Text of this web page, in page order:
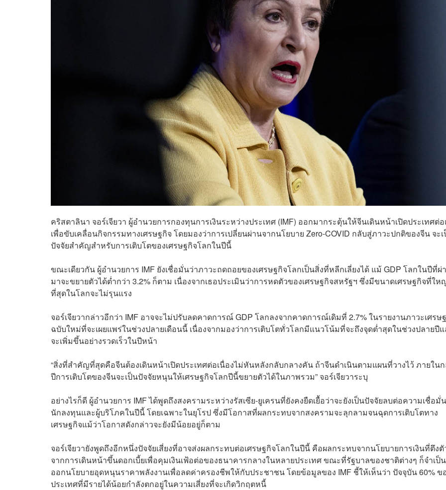
คริสตาลินา จอร์เจียวา ผู้อำนวยการกองทุนการเงินระหว่างประเทศ (IMF) ออกมากระตุ้นให้จีนเดินหน้าเปิดประเทศต่อ
เพื่อขับเคลื่อนกิจกรรมทางเศรษฐกิจ โดยมองว่าการเปลี่ยนผ่านจากนโยบาย Zero-COVID กลับสู่ภาวะปกติของจีน จะ
ปัจจัยสำคัญสำหรับการเติบโตของเศรษฐกิจโลกในปีนี้
ขณะเดียวกัน ผู้อำนวยการ IMF ยังเชื่อมั่นว่าภาวะถดถอยของเศรษฐกิจโลกเป็นสิ่งที่หลีกเลี่ยงได้ แม้ GDP โลกในปีที่ผ่
มาจะขยายตัวได้ต่ำกว่า 3.2% ก็ตาม เนื่องจากเธอประเมินว่าการหดตัวของเศรษฐกิจสหรัฐฯ ซึ่งมีขนาดเศรษฐกิจที่ให
ที่สุดในโลกจะไม่รุนแรง
จอร์เจียวากล่าวอีกว่า IMF อาจจะไม่ปรับลดคาดการณ์ GDP โลกลงจากคาดการณ์เดิมที่ 2.7% ในรายงานภาวะเศรษ
ฉบับใหม่ที่จะเผยแพร่ในช่วงปลายเดือนนี้ เนื่องจากมองว่าการเติบโตทั่วโลกมีแนวโน้มที่จะถึงจุดต่ำสุดในช่วงปลายปีแ
จะเพิ่มขึ้นอย่างรวดเร็วในปีหน้า
“สิ่งที่สำคัญที่สุดคือจีนต้องเดินหน้าเปิดประเทศต่อเนื่องไม่หันหลังกลับกลางคัน ถ้าจีนดำเนินตามแผนที่วางไว้ ภายในก
ปีการเติบโตของจีนจะเป็นปัจจัยหนุนให้เศรษฐกิจโลกปีนี้ขยายตัวได้ในภาพรวม” จอร์เจียวาระบุ
อย่างไรก็ดี ผู้อำนวยการ IMF ได้พูดถึงสงครามระหว่างรัสเซีย-ยูเครนที่ยังคงยืดเยื้อว่าจะยังเป็นปัจจัยลบต่อความเชื่อมั่
นักลงทุนและผู้บริโภคในปีนี้ โดยเฉพาะในยุโรป ซึ่งมีโอกาสที่ผลกระทบจากสงครามจะลุกลามจนฉุดการเติบโตทาง
เศรษฐกิจแม้ว่าโอกาสดังกล่าวจะยังมีน้อยอยู่ก็ตาม
จอร์เจียวายังพูดถึงอีกหนึ่งปัจจัยเสี่ยงที่อาจส่งผลกระทบต่อเศรษฐกิจโลกในปีนี้ คือผลกระทบจากนโยบายการเงินที่ตึงตั
จากการเดินหน้าขึ้นดอกเบี้ยเพื่อคุมเงินเฟ้อต่อของธนาคารกลางในหลายประเทศ ขณะที่รัฐบาลของชาติต่างๆ ก็จำเป็
ออกนโยบายอุดหนุนราคาพลังงานเพื่อลดค่าครองชีพให้กับประชาชน โดยข้อมูลของ IMF ชี้ให้เห็นว่า ปัจจุบัน 60% ข
ประเทศที่มีรายได้น้อยกำลังตกอยู่ในความเสี่ยงที่จะเกิดวิกฤตหนี้